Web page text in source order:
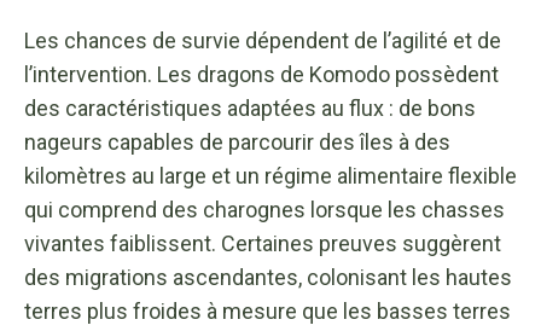
Les chances de survie dépendent de l’agilité et de
l’intervention. Les dragons de Komodo possèdent
des caractéristiques adaptées au flux : de bons
nageurs capables de parcourir des îles à des
kilomètres au large et un régime alimentaire flexible
qui comprend des charognes lorsque les chasses
vivantes faiblissent. Certaines preuves suggèrent
des migrations ascendantes, colonisant les hautes
terres plus froides à mesure que les basses terres